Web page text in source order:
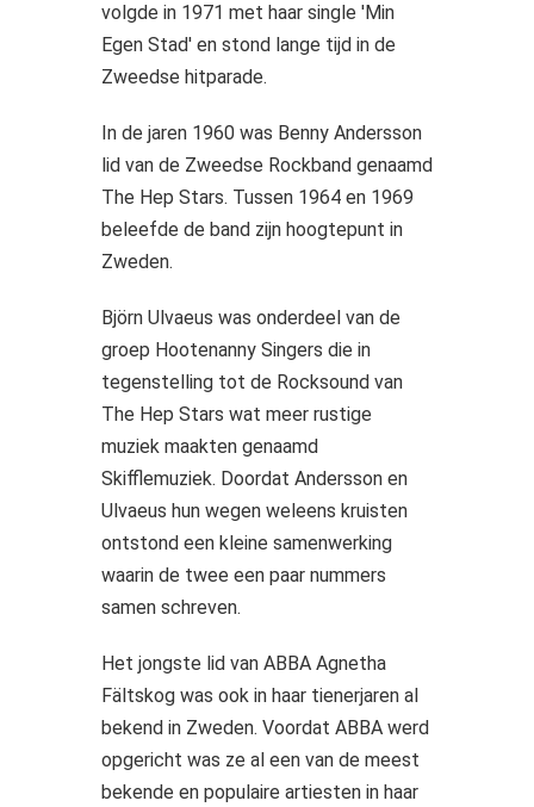
volgde in 1971 met haar single 'Min
Egen Stad' en stond lange tijd in de
Zweedse hitparade.
In de jaren 1960 was Benny Andersson
lid van de Zweedse Rockband genaamd
The Hep Stars. Tussen 1964 en 1969
beleefde de band zijn hoogtepunt in
Zweden.
Björn Ulvaeus was onderdeel van de
groep Hootenanny Singers die in
tegenstelling tot de Rocksound van
The Hep Stars wat meer rustige
muziek maakten genaamd
Skifflemuziek. Doordat Andersson en
Ulvaeus hun wegen weleens kruisten
ontstond een kleine samenwerking
waarin de twee een paar nummers
samen schreven.
Het jongste lid van ABBA Agnetha
Fältskog was ook in haar tienerjaren al
bekend in Zweden. Voordat ABBA werd
opgericht was ze al een van de meest
bekende en populaire artiesten in haar